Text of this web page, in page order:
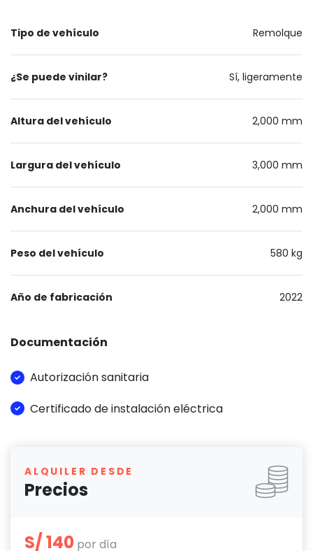
Tipo de vehículo Remolque
¿Se puede vinilar? Sí, ligeramente
Altura del vehículo 2,000 mm
Largura del vehículo 3,000 mm
Anchura del vehículo 2,000 mm
Peso del vehículo 580 kg
Año de fabricación 2022
Documentación
Autorización sanitaria
Certificado de instalación eléctrica
ALQUILER DESDE
Precios
S/ 140 por día